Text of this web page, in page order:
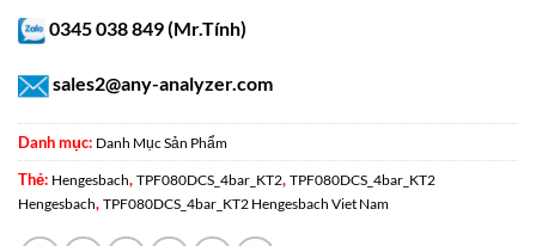
0345 038 849 (Mr.Tính)
sales2@any-analyzer.com
Danh mục: Danh Mục Sản Phẩm
Thẻ: Hengesbach, TPF080DCS_4bar_KT2, TPF080DCS_4bar_KT2
Hengesbach, TPF080DCS_4bar_KT2 Hengesbach Viet Nam